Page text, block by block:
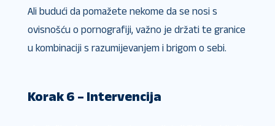
Ali budući da pomažete nekome da se nosi s
ovisnošću o pornografiji, važno je držati te granice
u kombinaciji s razumijevanjem i brigom o sebi.
Korak 6 – Intervencija